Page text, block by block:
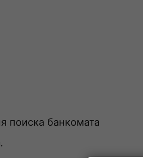
поиска банкомата